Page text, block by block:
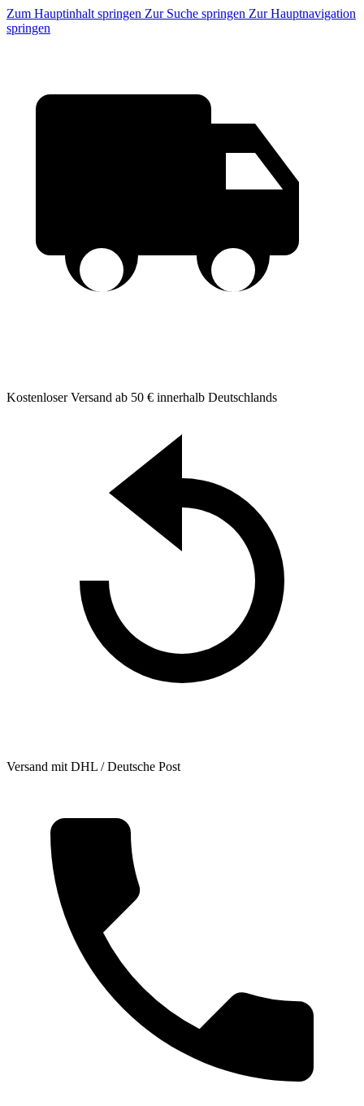
Zum Hauptinhalt springen Zur Suche springen Zur Hauptnavigation
springen
Kostenloser Versand ab 50 € innerhalb Deutschlands
Versand mit DHL / Deutsche Post